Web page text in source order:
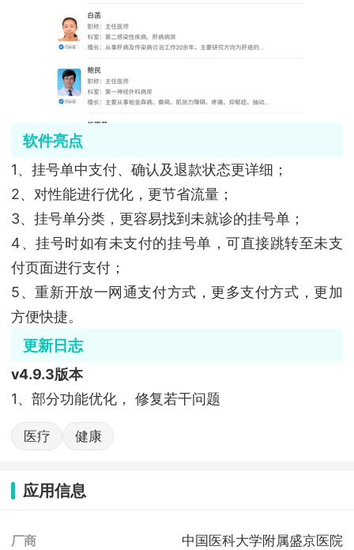
软件亮点
1、挂号单中支付、确认及退款状态更详细；
2、对性能进行优化，更节省流量；
3、挂号单分类，更容易找到未就诊的挂号单；
4、挂号时如有未支付的挂号单，可直接跳转至未支
付页面进行支付；
5、重新开放一网通支付方式，更多支付方式，更加
方便快捷。
更新日志
v4.9.3版本
1、部分功能优化， 修复若干问题
医疗 健康
应用信息
厂商 中国医科大学附属盛京医院